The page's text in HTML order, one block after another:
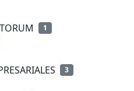
1
3